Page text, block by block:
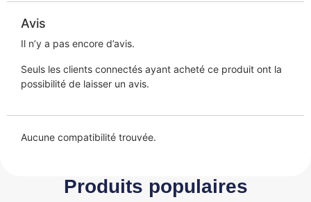
Avis
Il n’y a pas encore d’avis.
Seuls les clients connectés ayant acheté ce produit ont la
possibilité de laisser un avis.
Aucune compatibilité trouvée.
Produits populaires